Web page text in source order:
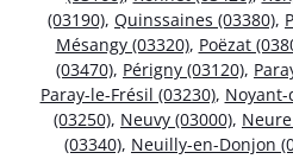
(03190), Quinssaines (03380),
Mésangy (03320), Poëzat
(03470), Périgny (03120),
Paray-le-Frésil (03230), Noyant-
(03250), Neuvy (03000),
(03340), Neuilly-en-Donjon